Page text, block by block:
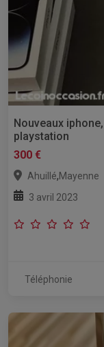
Nouveaux
playstation
300 €
Ahuillé,Mayenne
3 avril 2023
Téléphonie